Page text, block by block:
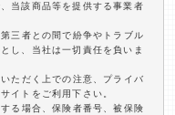
当該商品等を提供する事業者
三者との間で紛争やトラブル
し、当社は一切責任を負いま
ただく上での注意、プライバ
イトをご利用下さい。
る場合、保険者番号、被保険